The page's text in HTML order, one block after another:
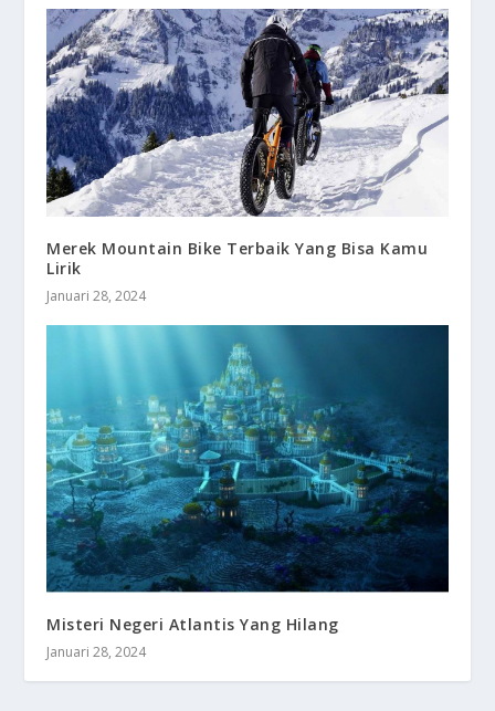
Merek Mountain Bike Terbaik Yang Bisa Kamu
Lirik
Januari 28, 2024
Misteri Negeri Atlantis Yang Hilang
Januari 28, 2024